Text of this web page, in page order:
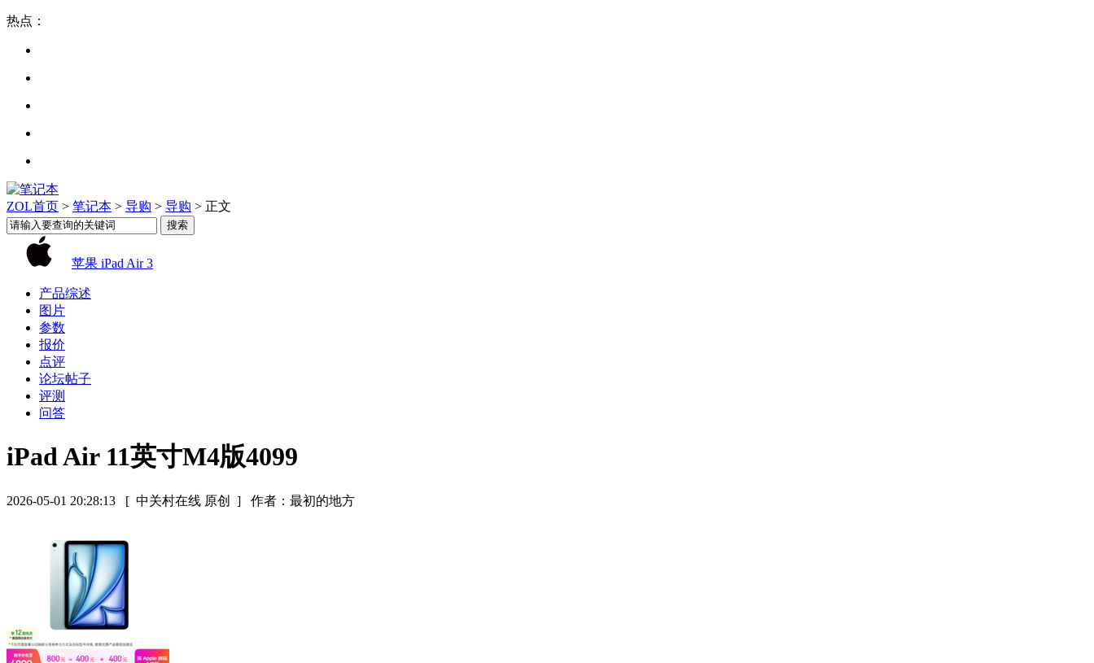
热点：
ZOL首页 > 笔记本 > 导购 > 导购 > 正文
苹果 iPad Air 3
产品综述
图片
参数
报价
点评
论坛帖子
评测
问答
iPad Air 11英寸M4版4099
2026-05-01 20:28:13 [ 中关村在线 原创 ] 作者：最初的地方